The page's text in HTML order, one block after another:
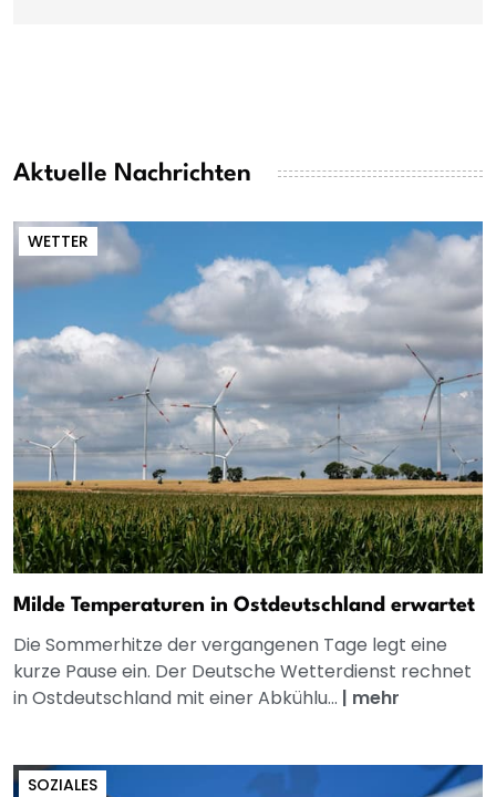
Aktuelle Nachrichten
WETTER
Milde Temperaturen in Ostdeutschland erwartet
Die Sommerhitze der vergangenen Tage legt eine
kurze Pause ein. Der Deutsche Wetterdienst rechnet
in Ostdeutschland mit einer Abkühlu... | mehr
SOZIALES